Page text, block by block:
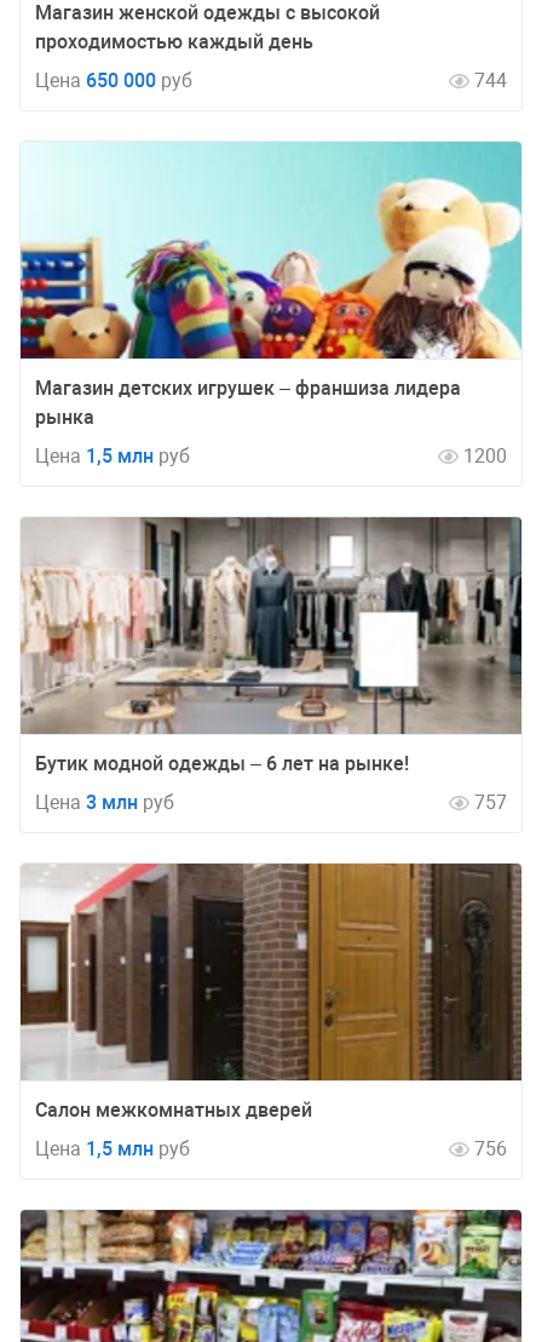
Магазин женской одежды с высокой
проходимостью каждый день
Цена 650 000 руб 744
Магазин детских игрушек – франшиза лидера
рынка
Цена 1,5 млн руб 1200
Бутик модной одежды – 6 лет на рынке!
Цена 3 млн руб 757
Салон межкомнатных дверей
Цена 1,5 млн руб 756